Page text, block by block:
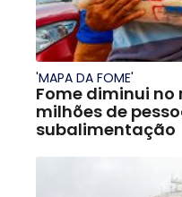
'MAPA DA FOME'
Fome diminui
milhões de
subalimentação